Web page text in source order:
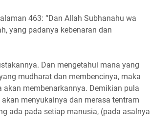
463: “Dan Allah Subhanahu wa
yang padanya kebenaran dan
Dan mengetahui mana yang
mudharat dan membencinya, maka
membenarkannya. Demikian pula
menyukainya dan merasa tentram
ada pada setiap manusia, (pada asalnya